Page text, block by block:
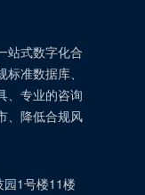
站式数字化合
准数据库、
、专业的咨询
、降低合规风
1号楼11楼